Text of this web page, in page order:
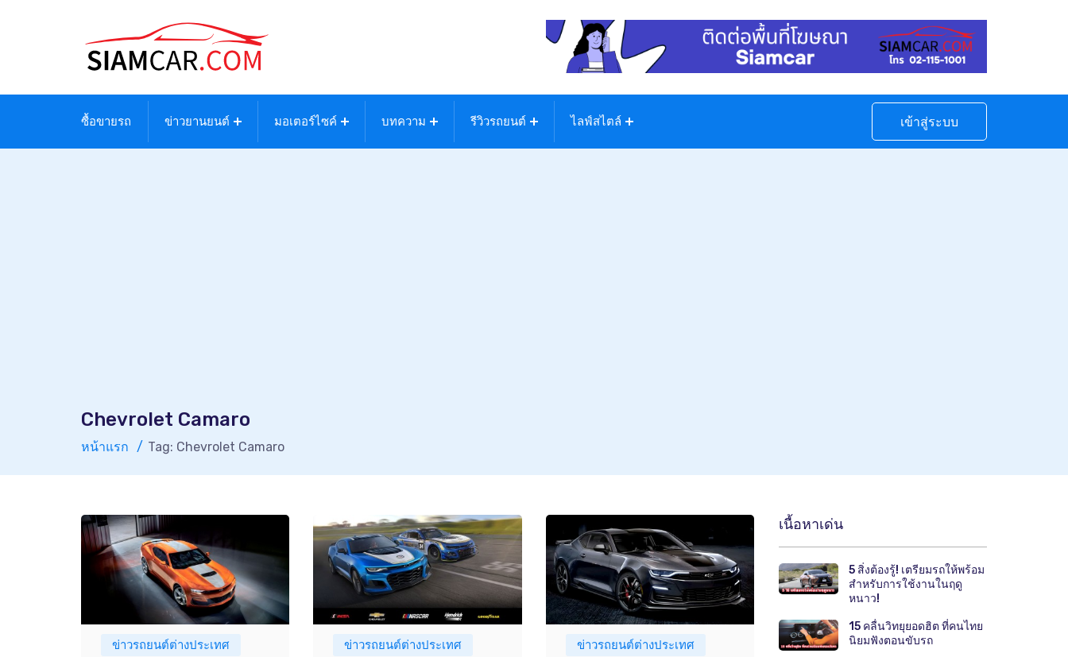
ซื้อขายรถ ข่าวยานยนต์ มอเตอร์ไซค์ บทความ รีวิวรถยนต์ ไลฟ์สไตล์ เข้าสู่ระบบ
Chevrolet Camaro
หน้าแรก Tag: Chevrolet Camaro
ข่าวรถยนต์ต่างประเทศ ข่าวรถยนต์ต่างประเทศ ข่าวรถยนต์ต่างประเทศ
เนื้อหาเด่น
5 สิ่งต้องรู้! เตรียมรถให้พร้อม
สำหรับการใช้งานในฤดู
หนาว!
15 คลื่นวิทยุยอดฮิต ที่คนไทย
นิยมฟังตอนขับรถ